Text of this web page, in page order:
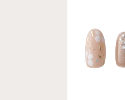
【ナチュ
PRICE